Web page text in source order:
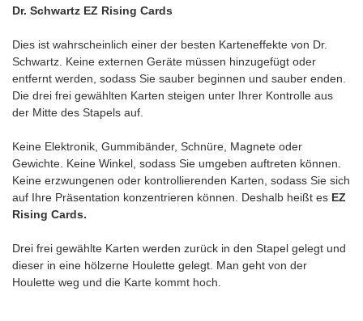
Dr. Schwartz EZ Rising Cards
Dies ist wahrscheinlich einer der besten Karteneffekte von Dr.
Schwartz. Keine externen Geräte müssen hinzugefügt oder
entfernt werden, sodass Sie sauber beginnen und sauber enden.
Die drei frei gewählten Karten steigen unter Ihrer Kontrolle aus
der Mitte des Stapels auf.
Keine Elektronik, Gummibänder, Schnüre, Magnete oder
Gewichte. Keine Winkel, sodass Sie umgeben auftreten können.
Keine erzwungenen oder kontrollierenden Karten, sodass Sie sich
auf Ihre Präsentation konzentrieren können. Deshalb heißt es EZ
Rising Cards.
Drei frei gewählte Karten werden zurück in den Stapel gelegt und
dieser in eine hölzerne Houlette gelegt. Man geht von der
Houlette weg und die Karte kommt hoch.